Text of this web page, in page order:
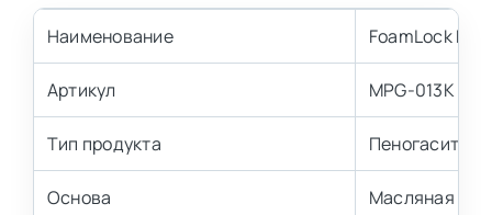
Наименование FoamLock Bio
Артикул MPG-013K
Тип продукта Пеногаситель
Основа Масляная